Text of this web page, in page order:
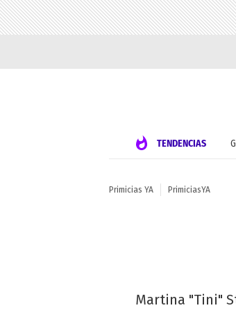
TENDENCIAS
Primicias YA PrimiciasYA
Martina "Tini"